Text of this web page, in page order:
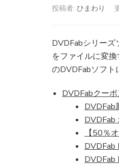
投稿者: ひまわり
DVDFabシリー
をファイルに変
のDVDFabソフト
DVDFabクー
DVDFab
DVDFab
【50％
DVDFab
DVDFab